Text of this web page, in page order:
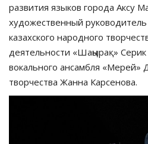
развития языков города Аксу
художественный
казахского народного
деятельности «Шаңырақ»
вокального ансамбля «Мерей»
творчества Жанна Карсенова.